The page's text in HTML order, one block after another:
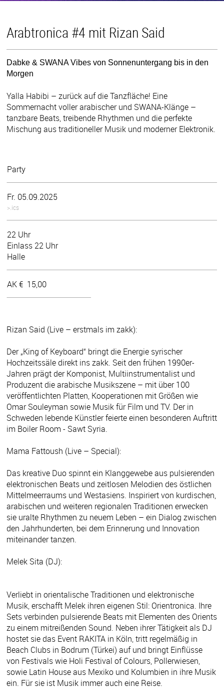
Arabtronica #4 mit Rizan Said
Dabke & SWANA Vibes von Sonnenuntergang bis in den
Morgen
Yalla Habibi – zurück auf die Tanzfläche! Eine
Sommernacht voller arabischer und SWANA-Klänge –
tanzbare Beats, treibende Rhythmen und die perfekte
Mischung aus traditioneller Musik und moderner Elektronik.
Party
Fr. 05.09.2025
>.ics
22 Uhr
Einlass 22 Uhr
Halle
AK € 15,00
Rizan Said (Live – erstmals im zakk):
Der „King of Keyboard“ bringt die Energie syrischer
Hochzeitssäle direkt ins zakk. Seit den frühen 1990er-
Jahren prägt der Komponist, Multiinstrumentalist und
Produzent die arabische Musikszene – mit über 100
veröffentlichten Platten, Kooperationen mit Größen wie
Omar Souleyman sowie Musik für Film und TV. Der in
Schweden lebende Künstler feierte einen besonderen Auftritt
im Boiler Room - Sawt Syria.
Mama Fattoush (Live – Special):
Das kreative Duo spinnt ein Klanggewebe aus pulsierenden
elektronischen Beats und zeitlosen Melodien des östlichen
Mittelmeerraums und Westasiens. Inspiriert von kurdischen,
arabischen und weiteren regionalen Traditionen erwecken
sie uralte Rhythmen zu neuem Leben – ein Dialog zwischen
den Jahrhunderten, bei dem Erinnerung und Innovation
miteinander tanzen.
Melek Sita (DJ):
Verliebt in orientalische Traditionen und elektronische
Musik, erschafft Melek ihren eigenen Stil: Orientronica. Ihre
Sets verbinden pulsierende Beats mit Elementen des Orients
zu einem mitreißenden Sound. Neben ihrer Tätigkeit als DJ
hostet sie das Event RAKITA in Köln, tritt regelmäßig in
Beach Clubs in Bodrum (Türkei) auf und bringt Einflüsse
von Festivals wie Holi Festival of Colours, Pollerwiesen,
sowie Latin House aus Mexiko und Kolumbien in ihre Musik
ein. Für sie ist Musik immer auch eine Reise.